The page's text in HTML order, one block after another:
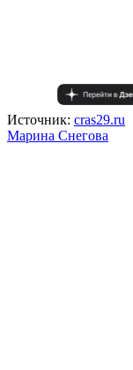
Источник: cras29.ru
Mарина Снегова